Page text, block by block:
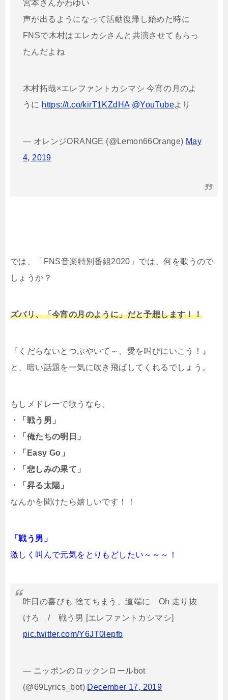
宮本さんかわゆい
声が出るようになって活動復帰し始めた時に
FNSで木村はエレカシさんと共演させてもらっ
たんだよね
木村拓哉×エレファントカシマシ 今宵の月のよ
うに https://t.co/kirT1KZdHA @YouTubeより
— オレンジORANGE (@Lemon66Orange) May
4, 2019
では、「FNS音楽特別番組2020」では、何を歌うので
しょうか？
ズバリ、「今宵の月のように」だと予想します！！
『くだらないとつぶやいて～、愛を叫びにいこう！』
と、暗い話題を一気に吹き飛ばしてくれるでしょう。
もしメドレーで歌うなら、
・「戦う男」
・「俺たちの明日」
・「Easy Go」
・「悲しみの果て」
・「昇る太陽」
なんかを聞けたら嬉しいです！！
「戦う男」
激しく叫んで元気をとりもどしたい～～～！
昨日の喜びも 捨てちまう、道端に Oh 走り抜
けろ / 戦う男 [エレファントカシマシ]
pic.twitter.com/Y6JT0lepfb
— ニッポンのロックンロールbot
(@69Lyrics_bot) December 17, 2019